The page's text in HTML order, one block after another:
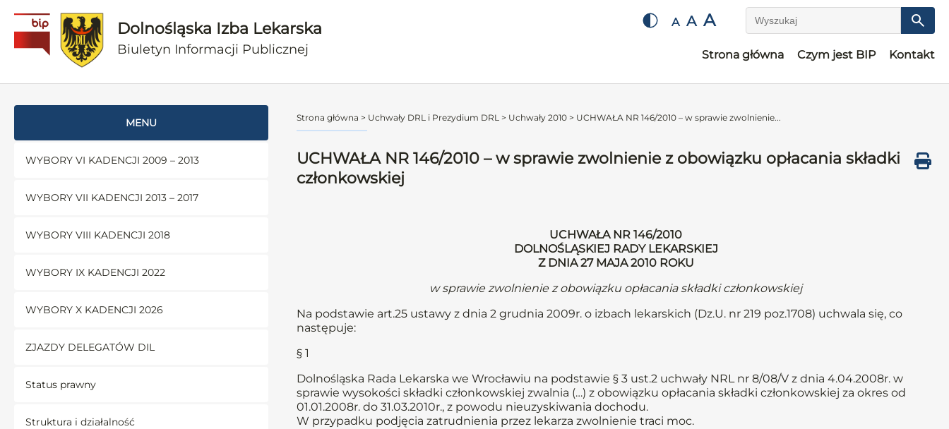
Dolnośląska Izba Lekarska
Biuletyn Informacji Publicznej
A A A Wyszukaj
Strona główna Czym jest BIP Kontakt
MENU
WYBORY VI KADENCJI 2009 – 2013
WYBORY VII KADENCJI 2013 – 2017
WYBORY VIII KADENCJI 2018
WYBORY IX KADENCJI 2022
WYBORY X KADENCJI 2026
ZJAZDY DELEGATÓW DIL
Status prawny
Struktura i działalność
Strona główna > Uchwały DRL i Prezydium DRL > Uchwały 2010 > UCHWAŁA NR 146/2010 – w sprawie zwolnienie...
UCHWAŁA NR 146/2010 – w sprawie zwolnienie z obowiązku opłacania składki
członkowskiej
UCHWAŁA NR 146/2010
DOLNOŚLĄSKIEJ RADY LEKARSKIEJ
Z DNIA 27 MAJA 2010 ROKU
w sprawie zwolnienie z obowiązku opłacania składki członkowskiej
Na podstawie art.25 ustawy z dnia 2 grudnia 2009r. o izbach lekarskich (Dz.U. nr 219 poz.1708) uchwala się, co
następuje:
§ 1
Dolnośląska Rada Lekarska we Wrocławiu na podstawie § 3 ust.2 uchwały NRL nr 8/08/V z dnia 4.04.2008r. w
sprawie wysokości składki członkowskiej zwalnia (…) z obowiązku opłacania składki członkowskiej za okres od
01.01.2008r. do 31.03.2010r., z powodu nieuzyskiwania dochodu.
W przypadku podjęcia zatrudnienia przez lekarza zwolnienie traci moc.